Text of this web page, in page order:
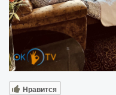
Нравится